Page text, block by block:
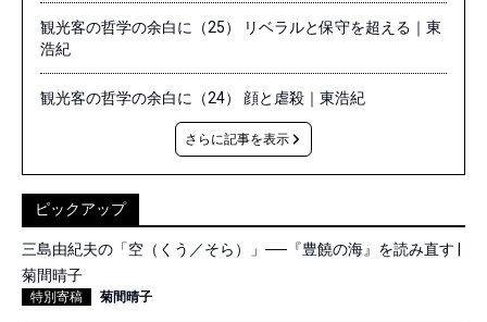
観光客の哲学の余白に（25） リベラルと保守を超える｜東
浩紀
観光客の哲学の余白に（24） 顔と虐殺｜東浩紀
さらに記事を表示
ピックアップ
三島由紀夫の「空（くう／そら）」──『豊饒の海』を読み直す |
菊間晴子
特別寄稿 菊間晴子